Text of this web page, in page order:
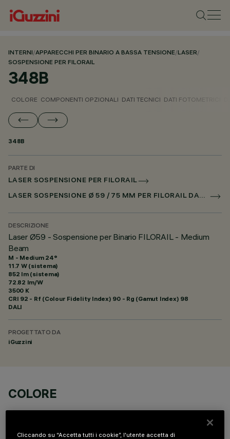
INTERNI/APPARECCHI PER BINARIO A BASSA TENSIONE/LASER/
SOSPENSIONE PER FILORAIL
348B
COLORE COMPONENTI OPZIONALI DATI TECNICI DATI FOTOMETRICI
348B
PARTE DI
LASER SOSPENSIONE PER FILORAIL
LASER SOSPENSIONE Ø 59 / 75 MM PER FILORAIL DALI POWERLINE
DESCRIZIONE
Laser Ø59 - Sospensione per Binario FILORAIL - Medium
Beam
M - Medium 24°
11.7 W (sistema)
852 lm (sistema)
72.82 lm/W
3500 K
CRI 92 - Rf (Colour Fidelity Index) 90 - Rg (Gamut Index) 98
DALI
PROGETTATO DA
iGuzzini
COLORE
Cliccando su “Accetta tutti i cookie”, l'utente accetta di